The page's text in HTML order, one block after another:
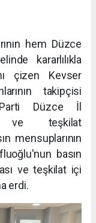
hem Düzce
kararlılıkla
çizen Kevser
takipçisi
Düzce İl
ve teşkilat
mensuplarının
basın
ve teşkilat içi
erdi.